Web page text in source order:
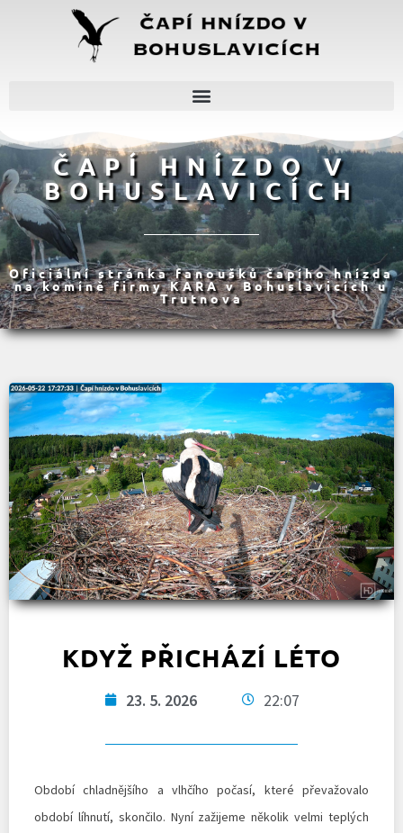
ČAPÍ HNÍZDO V
BOHUSLAVICÍCH
Oficiální stránka fanoušků čapího hnízda
na komíně firmy KARA v Bohuslavicích u
Trutnova
KDYŽ PŘICHÁZÍ LÉTO
23. 5. 2026 22:07
Období chladnějšího a vlhčího počasí, které převažovalo
období líhnutí, skončilo. Nyní zažijeme několik velmi teplých